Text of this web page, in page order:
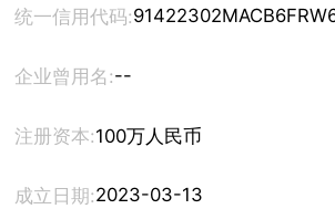
统一信用代码:
企业曾用名:--
注册资本:100万人民币
成立日期:2023-03-13